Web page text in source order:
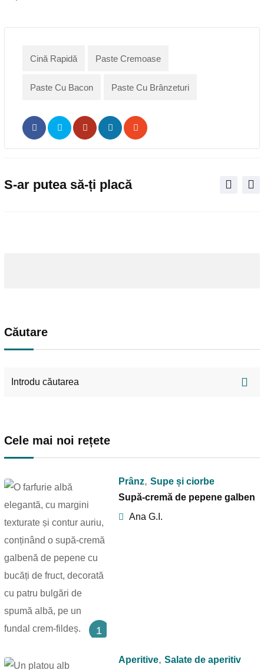
Cină Rapidă Paste Cremoase
Paste Cu Bacon Paste Cu Brânzeturi
PinterestShare
Print
S-ar putea să-ți placă
Căutare
Cele mai noi rețete
1
Prânz, Supe și ciorbe
Supă-cremă de pepene galben
Ana G.I.
Aperitive, Salate de aperitiv